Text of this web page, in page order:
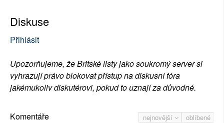
Diskuse
Přihlásit
Upozorňujeme, že Britské listy jako soukromý server si
vyhrazují právo blokovat přístup na diskusní fóra
jakémukoliv diskutérovi, pokud to uznají za důvodné.
nejnovější oblíbené
Komentáře